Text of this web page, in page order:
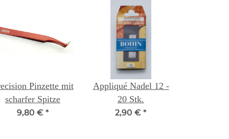
Pinzette mit
scharfer Spitze
9,80 € *
Appliqué Nadel 12 -
20 Stk.
2,90 € *